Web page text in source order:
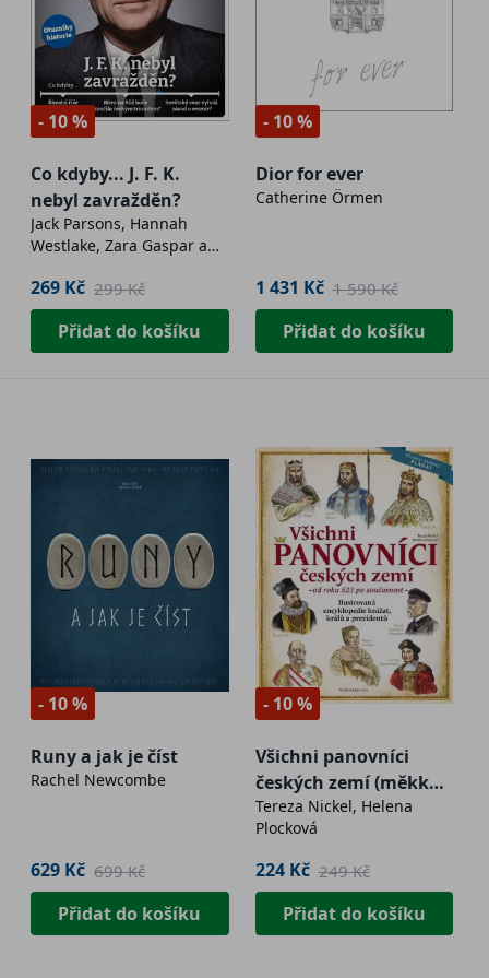
- 10 %
Co kdyby... J. F. K.
nebyl zavražděn?
Jack Parsons, Hannah
Westlake, Zara Gaspar a
269 Kč 299 Kč
Přidat do košíku
- 10 %
Dior for ever
Catherine Örmen
1 431 Kč 1 590 Kč
Přidat do košíku
- 10 %
Runy a jak je číst
Rachel Newcombe
629 Kč 699 Kč
Přidat do košíku
- 10 %
Všichni panovníci
českých zemí (měkká
vazba) + plakát
Tereza Nickel, Helena
Plocková
224 Kč 249 Kč
Přidat do košíku